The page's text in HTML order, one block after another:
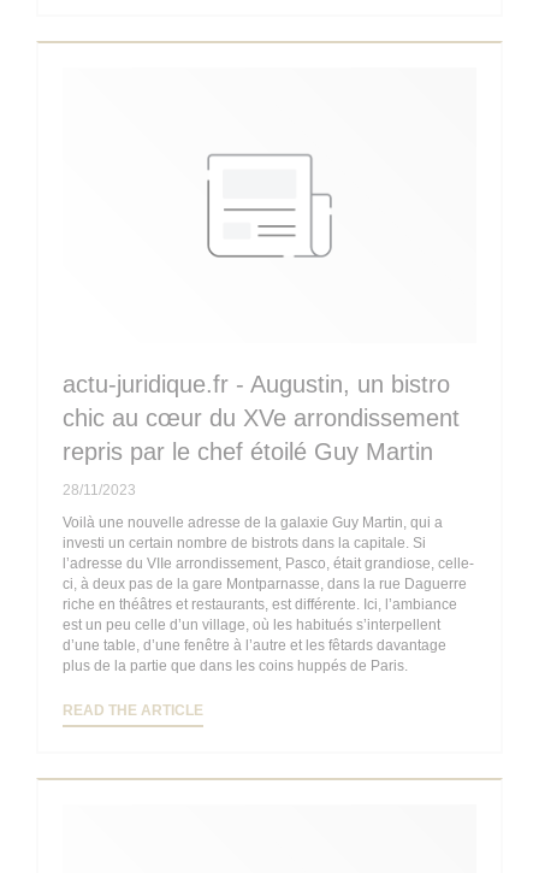
actu-juridique.fr - Augustin, un bistro
chic au cœur du XVe arrondissement
repris par le chef étoilé Guy Martin
28/11/2023
Voilà une nouvelle adresse de la galaxie Guy Martin, qui a
investi un certain nombre de bistrots dans la capitale. Si
l’adresse du VIIe arrondissement, Pasco, était grandiose, celle-
ci, à deux pas de la gare Montparnasse, dans la rue Daguerre
riche en théâtres et restaurants, est différente. Ici, l’ambiance
est un peu celle d’un village, où les habitués s’interpellent
d’une table, d’une fenêtre à l’autre et les fêtards davantage
plus de la partie que dans les coins huppés de Paris.
READ THE ARTICLE